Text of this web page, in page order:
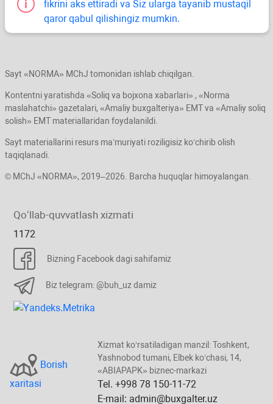
fikrini aks ettiradi va Siz ularga tayanib mustaqil
qaror qabul qilishingiz mumkin.
Sayt «NORMA» MChJ tomonidan ishlab chiqilgan.
Kontentni yaratishda «Soliq va bojхona хabarlari» , «Norma
maslahatchi» gazetalari, «Amaliy buхgalteriya» EMT va «Amaliy soliq
solish» EMT materiallaridan foydalanildi.
Sayt materiallarini resurs ma’muriyati roziligisiz koʻchirib olish
taqiqlanadi.
© MChJ «NORMA», 2019–2026. Barcha huquqlar himoyalangan.
Qoʻllab-quvvatlash хizmati
1172
Bizning Facebook dagi sahifamiz
Biz telegram: @buh_uz damiz
Borish
хaritasi
Xizmat koʻrsatiladigan manzil: Toshkent,
Yashnobod tumani, Elbek koʻchasi, 14,
«ABIAPAPK» biznec-markazi
Tel. +998 78 150-11-72
E-mail: admin@buxgalter.uz